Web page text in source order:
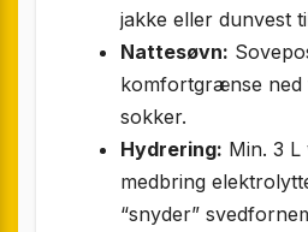
jakke eller dunvest
Nattesøvn:
komfortgrænse ned
sokker.
Hydrering: Min. 3 L
medbring
“snyder”